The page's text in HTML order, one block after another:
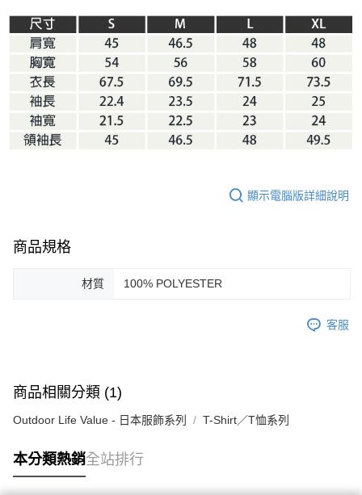
顯示電腦版詳細說明
商品規格
材質 100% POLYESTER
客服
商品相關分類 (1)
Outdoor Life Value - 日本服飾系列 T-Shirt／T恤系列
本分類熱銷全站排行